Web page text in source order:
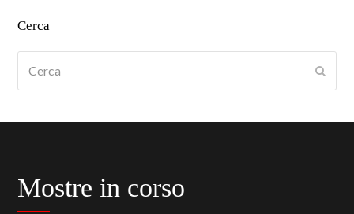
Cerca
Mostre in corso